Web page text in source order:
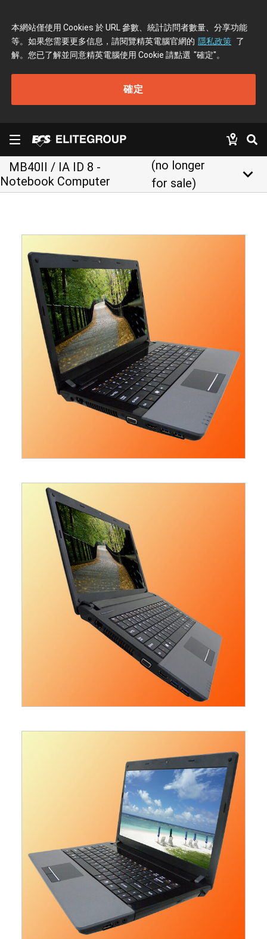
本網站僅使用 Cookies 於 URL 參數、統計訪問者數量、分享功能
等。如果您需要更多信息，請閱覽精英電腦官網的 隱私政策 了
解。您已了解並同意精英電腦使用 Cookie 請點選 "確定"。
確定
MB40II / IA ID 8 -
Notebook Computer
(no longer
for sale)
keyboard_arrow_down